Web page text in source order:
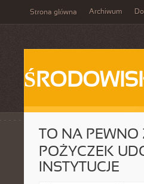
Strona główna Archiwum
TO NA
POŻYCZEK
INSTYTUCJE